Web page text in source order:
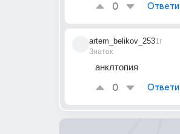
0
artem_belikov_253
Знаток
1г
анклтопия
0